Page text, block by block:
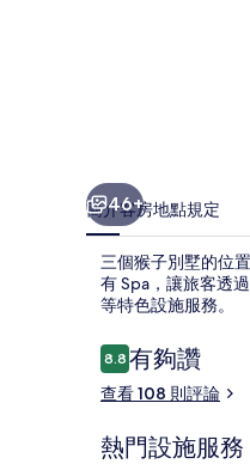
46+
簡介客房地點規定
三個猴子別墅的位
有 Spa，讓旅客透
等特色設施服務。
評
論
8.88.8 分，滿分 10 分，
有夠讚
查看 108 則評論
熱門設施服務